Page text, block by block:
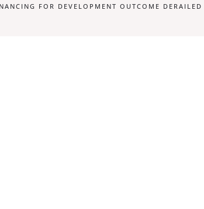
FOR DEVELOPMENT OUTCOME